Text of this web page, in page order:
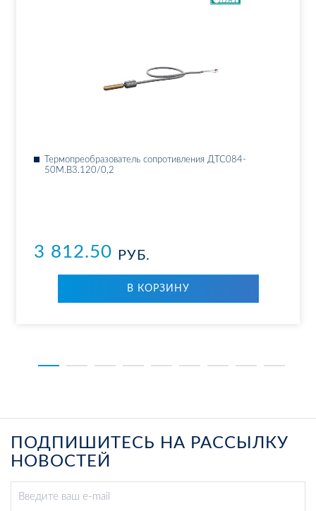
Тер­мо­пре­об­ра­зо­ва­тель со­про­тив­ле­ния ДТ­С084-
50М.В3.120/0,2
3 812.50 РУБ.
В КОР­ЗИ­НУ
ПОДПИШИТЕСЬ НА РАССЫЛКУ
НОВОСТЕЙ